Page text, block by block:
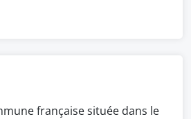
française située dans le